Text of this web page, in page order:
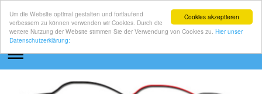
Cookies akzeptieren
Um die Website optimal gestalten und fortlaufend
verbessern zu können verwenden wir Cookies. Durch die
weitere Nutzung der Website stimmen Sie der Verwendung von Cookies zu. Hier unser
Datenschutzerklärung: